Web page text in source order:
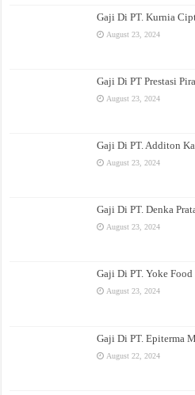
Gaji Di PT. Kurnia
August 23, 2024
Gaji Di PT Prestasi
August 23, 2024
Gaji Di PT. Additon
August 23, 2024
Gaji Di PT. Denka
August 23, 2024
Gaji Di PT. Yoke
August 23, 2024
Gaji Di PT. Epiterma
August 22, 2024